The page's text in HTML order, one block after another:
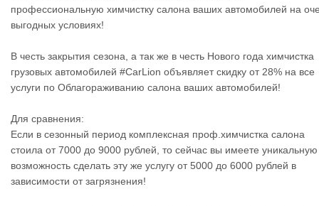
профессиональную химчистку салона ваших автомобилей на
выгодных условиях!
В честь закрытия сезона, а так же в честь Нового года химчистка
грузовых автомобилей #CarLion объявляет скидку от 28% на все
услуги по Облагораживанию салона ваших автомобилей!
Для сравнения:
Если в сезонный период комплексная проф.химчистка салона
стоила от 7000 до 9000 рублей, то сейчас вы имеете уникальную
возможность сделать эту же услугу от 5000 до 6000 рублей в
зависимости от загрязнения!